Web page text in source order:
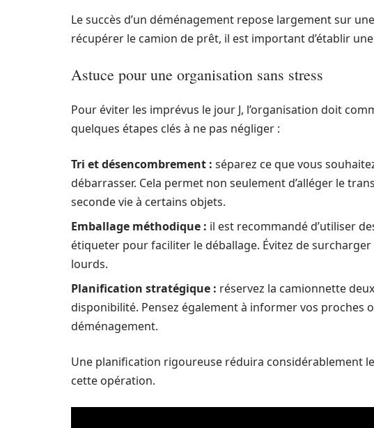
Le succès d’un déménagement repose largement sur
récupérer le camion de prêt, il est important d’établir
Astuce pour une organisation sans stress
Pour éviter les imprévus le jour J, l’organisation doit
quelques étapes clés à ne pas négliger :
Tri et désencombrement : séparez ce que vous
débarrasser. Cela permet non seulement d’alléger le
seconde vie à certains objets.
Emballage méthodique : il est recommandé d’utiliser
étiqueter pour faciliter le déballage. Évitez de
lourds.
Planification stratégique : réservez la camionnette
disponibilité. Pensez également à informer vos proches
déménagement.
Une planification rigoureuse réduira considérablement
cette opération.